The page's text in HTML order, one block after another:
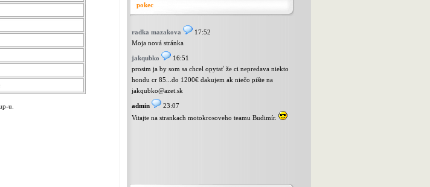
u.
pokec
radka mazakova
17:52
Moja nová stránka
jakqubko
16:51
prosim ja by som sa chcel opytať že ci nepredava niekto
hondu cr 85...do 1200€ dakujem ak niečo pište na
jakqubko@azet.sk
admin
23:07
Vitajte na strankach motokrosoveho teamu Budimír.